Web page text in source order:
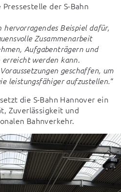
der S-Bahn
Beispiel dafür,
Zusammenarbeit
Aufgabenträgern und
werden kann.
geschaffen, um
leistungsfähiger aufzustellen.“
die S-Bahn Hannover ein
Zuverlässigkeit und
Bahnverkehr.